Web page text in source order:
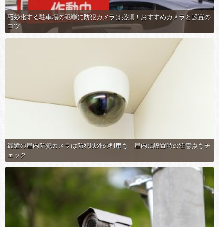
巧妙化する駐車場の犯罪に防犯カメラは必須！おすすめカメラと設置の
コツ
最近の屋内防犯カメラは防犯以外の利用も！屋内に設置時の注意点もチ
ェック